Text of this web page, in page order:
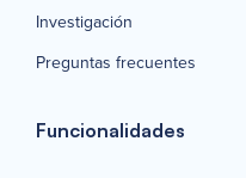
Investigación
Preguntas frecuentes
Funcionalidades